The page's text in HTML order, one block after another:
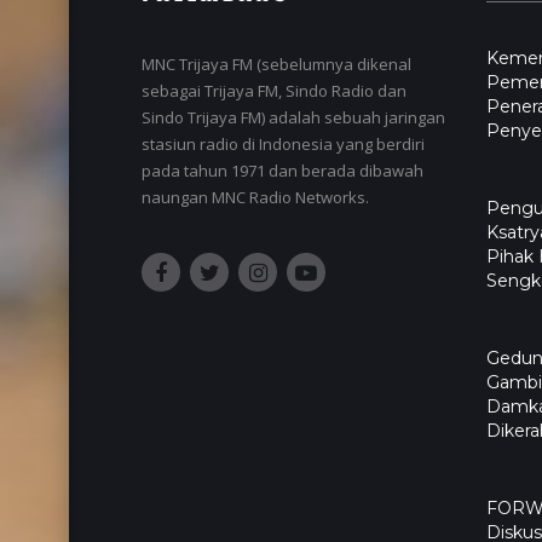
MNC Trijaya FM (sebelumnya dikenal
sebagai Trijaya FM, Sindo Radio dan
Sindo Trijaya FM) adalah sebuah jaringan
stasiun radio di Indonesia yang berdiri
pada tahun 1971 dan berada dibawah
naungan MNC Radio Networks.
Pihak